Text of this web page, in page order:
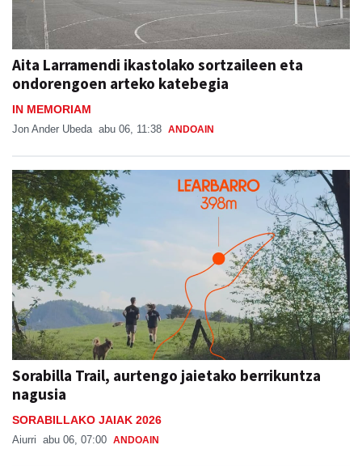
Aita Larramendi ikastolako sortzaileen eta
ondorengoen arteko katebegia
IN MEMORIAM
Jon Ander Ubeda abu 06, 11:38 ANDOAIN
Sorabilla Trail, aurtengo jaietako berrikuntza
nagusia
SORABILLAKO JAIAK 2026
Aiurri abu 06, 07:00 ANDOAIN